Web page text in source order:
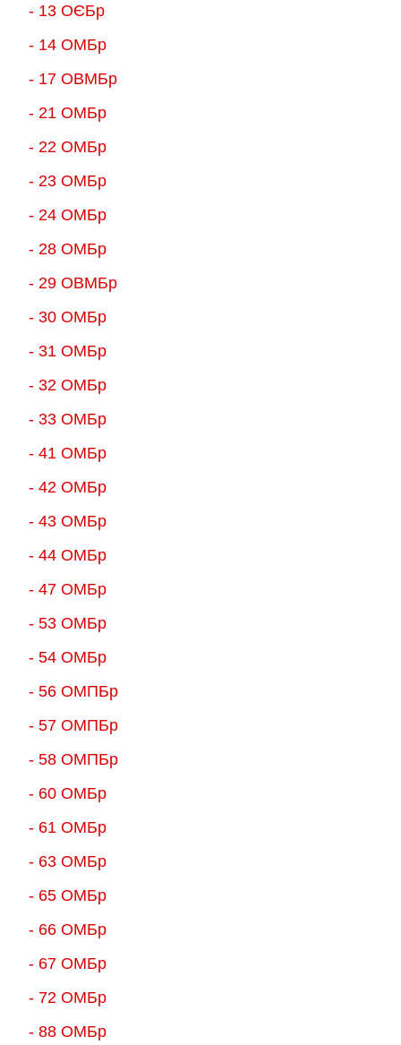
- 13 ОЄБр
- 14 ОМБр
- 17 ОВМБр
- 21 ОМБр
- 22 ОМБр
- 23 ОМБр
- 24 ОМБр
- 28 ОМБр
- 29 ОВМБр
- 30 ОМБр
- 31 ОМБр
- 32 ОМБр
- 33 ОМБр
- 41 ОМБр
- 42 ОМБр
- 43 ОМБр
- 44 ОМБр
- 47 ОМБр
- 53 ОМБр
- 54 ОМБр
- 56 ОМПБр
- 57 ОМПБр
- 58 ОМПБр
- 60 ОМБр
- 61 ОМБр
- 63 ОМБр
- 65 ОМБр
- 66 ОМБр
- 67 ОМБр
- 72 ОМБр
- 88 ОМБр